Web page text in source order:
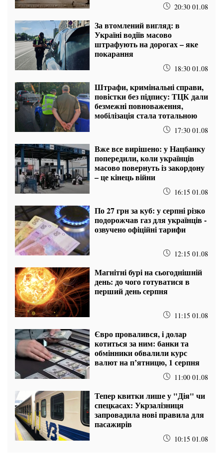
20:30 01.08
За втомлений вигляд: в
Україні водіїв масово
штрафують на дорогах – яке
покарання
18:30 01.08
Штрафи, кримінальні справи,
повістки без підпису: ТЦК дали
безмежні повноваження,
мобілізація стала тотальною
17:30 01.08
Вже все вирішено: у Нацбанку
попередили, коли українців
масово повернуть із закордону
– це кінець війни
16:15 01.08
По 27 грн за куб: у серпні різко
подорожчав газ для українців -
озвучено офіційні тарифи
12:15 01.08
Магнітні бурі на сьогоднішній
день: до чого готуватися в
перший день серпня
11:15 01.08
Євро провалився, і долар
котиться за ним: банки та
обмінники обвалили курс
валют на п’ятницю, 1 серпня
11:00 01.08
Тепер квитки лише у "Дія" чи
спецкасах: Укрзалізниця
запровадила нові правила для
пасажирів
10:15 01.08